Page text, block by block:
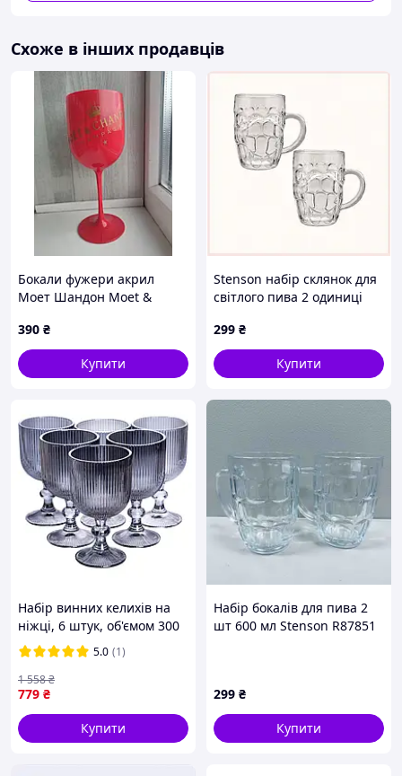
Схоже в інших продавців
Бокали фужери акрил
Моет Шандон Moet &
шампанського та вина
червоні келихи
390 ₴
Купити
Stenson набір склянок для
світлого пива 2 одиниці
299 ₴
Купити
Набір винних келихів на
ніжці, 6 штук, об'ємом 300
мл, сірого кольору Yiwu HP-
19-7115G
5.0 (1)
779 ₴
1 558₴
Купити
Набір бокалів для пива 2
шт 600 мл Stenson R87851
299 ₴
Купити